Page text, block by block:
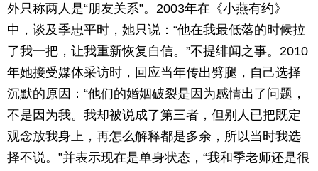
外只称两人是“朋友关系”。2003年在《小燕有约》
中，谈及季忠平时，她只说：“他在我最低落的时候拉
了我一把，让我重新恢复自信。”不提绯闻之事。2010
年她接受媒体采访时，回应当年传出劈腿，自己选择
沉默的原因：“他们的婚姻破裂是因为感情出了问题，
不是因为我。我却被说成了第三者，但别人已把既定
观念放我身上，再怎么解释都是多余，所以当时我选
择不说。”并表示现在是单身状态，“我和季老师还是很